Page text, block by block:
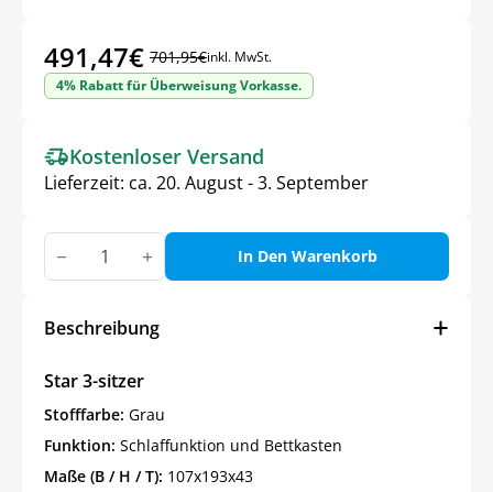
701,95€
Ursprünglicher
Preis
701,95€
491,47€
Aktueller
Preis
491,47€.
inkl. MwSt.
4% Rabatt für Überweisung Vorkasse.
Kostenloser Versand
Lieferzeit: ca. 20. August - 3. September
Star
3-
Sitzer
In Den Warenkorb
Beschreibung
Star 3-sitzer
Stofffarbe: Grau
Funktion: Schlaffunktion und Bettkasten
Maße (B / H / T): 107x193x43